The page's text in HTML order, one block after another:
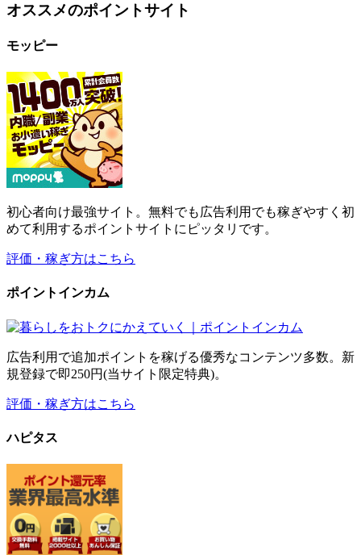
オススメのポイントサイト
モッピー
初心者向け最強サイト。無料でも広告利用でも稼ぎやすく初
めて利用するポイントサイトにピッタリです。
評価・稼ぎ方はこちら
ポイントインカム
広告利用で追加ポイントを稼げる優秀なコンテンツ多数。新
規登録で即250円(当サイト限定特典)。
評価・稼ぎ方はこちら
ハピタス